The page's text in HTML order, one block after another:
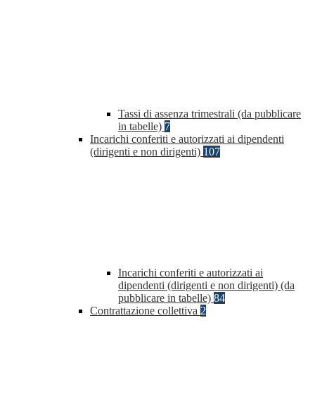
Tassi di assenza trimestrali (da pubblicare
in tabelle) 7
Incarichi conferiti e autorizzati ai dipendenti
(dirigenti e non dirigenti) 107
Incarichi conferiti e autorizzati ai
dipendenti (dirigenti e non dirigenti) (da
pubblicare in tabelle) 84
Contrattazione collettiva 2